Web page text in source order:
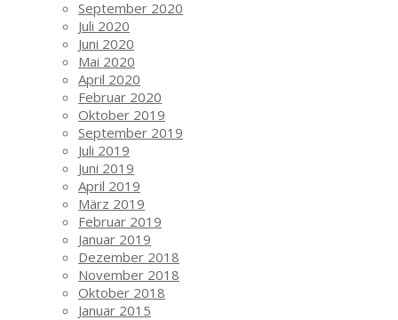
September 2020
Juli 2020
Juni 2020
Mai 2020
April 2020
Februar 2020
Oktober 2019
September 2019
Juli 2019
Juni 2019
April 2019
März 2019
Februar 2019
Januar 2019
Dezember 2018
November 2018
Oktober 2018
Januar 2015